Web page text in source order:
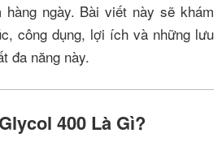
hàng ngày. Bài viết này sẽ khám
công dụng, lợi ích và những lưu
đa năng này.
400 Là Gì?